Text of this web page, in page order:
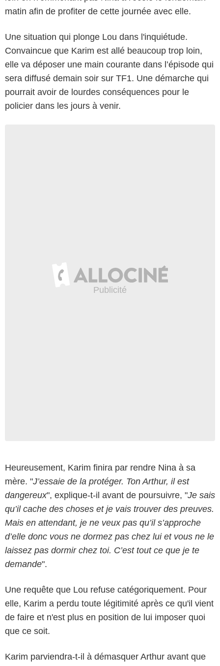
matin afin de profiter de cette journée avec elle.
Une situation qui plonge Lou dans l'inquiétude.
Convaincue que Karim est allé beaucoup trop loin,
elle va déposer une main courante dans l’épisode qui
sera diffusé demain soir sur TF1. Une démarche qui
pourrait avoir de lourdes conséquences pour le
policier dans les jours à venir.
Heureusement, Karim finira par rendre Nina à sa
mère. "J’essaie de la protéger. Ton Arthur, il est
dangereux", explique-t-il avant de poursuivre, "Je sais
qu’il cache des choses et je vais trouver des preuves.
Mais en attendant, je ne veux pas qu’il s’approche
d’elle donc vous ne dormez pas chez lui et vous ne le
laissez pas dormir chez toi. C’est tout ce que je te
demande".
Une requête que Lou refuse catégoriquement. Pour
elle, Karim a perdu toute légitimité après ce qu'il vient
de faire et n'est plus en position de lui imposer quoi
que ce soit.
Karim parviendra-t-il à démasquer Arthur avant que